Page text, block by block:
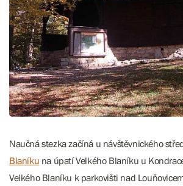
Naučná stezka začíná u návštěvnického
Blaníku na úpatí Velkého Blaníku u
Velkého Blaníku k parkovišti nad